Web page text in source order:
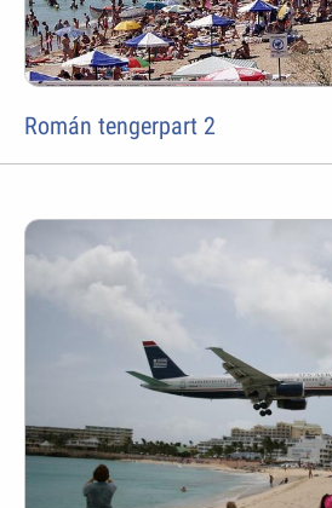
Román tengerpart 2